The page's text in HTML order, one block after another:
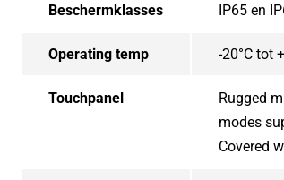
Beschermklasses IP65 en
Operating temp -20°C tot
Touchpanel
Rugged
modes
Covered